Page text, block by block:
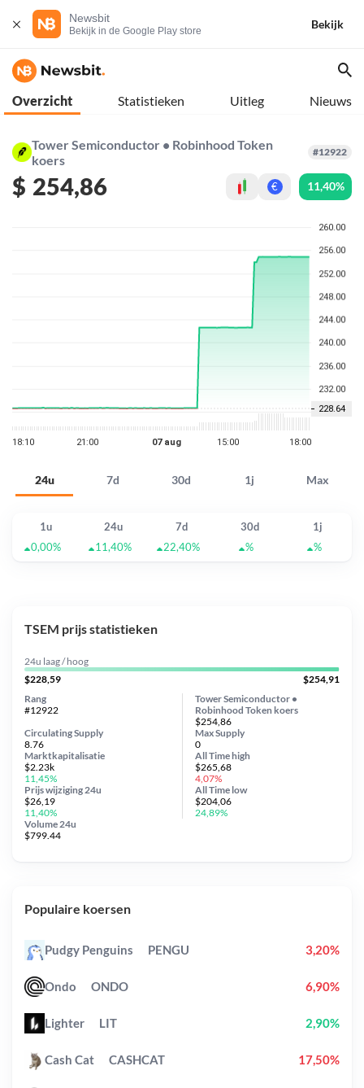
Newsbit
Bekijk in de Google Play store
Bekijk
Overzicht Statistieken Uitleg Nieuws
Tower Semiconductor • Robinhood Token
koers
#12922
$ 254,86 € 11,40%
24u 7d 30d 1j Max
1u 24u 7d 30d
1j
0,00%
11,40% 22,40% % %
TSEM prijs statistieken
24u laag / hoog
$228,59
$254,91
Tower Semiconductor •
Robinhood Token koers
$254,86
Circulating Supply
8.76
Prijs wijziging 24u
$26,19
11,40%
Max Supply
0
Marktkapitalisatie
$2.23k
11,45%
Volume 24u
$799.44
Rang
#12922
All Timehigh
$265,68
4,07%
All Time low
$204,06
24,89%
Populaire koersen
Pudgy Penguins PENGU 3,20%
Ondo ONDO 6,90%
Lighter LIT 2,90%
Cash Cat CASHCAT 17,50%